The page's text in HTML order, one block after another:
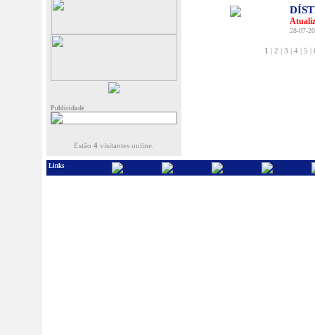
Publicidade
Estão 4 visitantes online.
28-07-
1 2 3 4 5
Links